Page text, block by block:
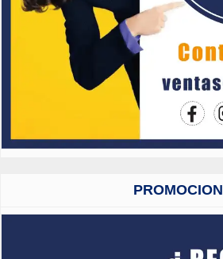
PROMOCION